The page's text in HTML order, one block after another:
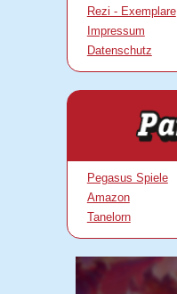
Rezi - Exemplare
Impressum
Datenschutz
Pegasus Spiele
Amazon
Tanelorn